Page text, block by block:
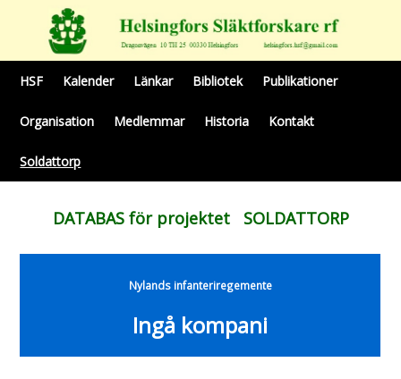
HSF Kalender Länkar Bibliotek Publikationer
Organisation Medlemmar Historia Kontakt
Soldattorp
DATABAS för projektet SOLDATTORP
Nylands infanteriregemente
Ingå kompani